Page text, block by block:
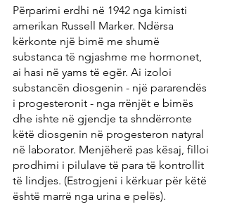
Përparimi erdhi në 1942 nga kimisti
amerikan Russell Marker. Ndërsa
kërkonte një bimë me shumë
substanca të ngjashme me hormonet,
ai hasi në yams të egër. Ai izoloi
substancën diosgenin - një pararendës
i progesteronit - nga rrënjët e bimës
dhe ishte në gjendje ta shndërronte
këtë diosgenin në progesteron natyral
në laborator. Menjëherë pas kësaj, filloi
prodhimi i pilulave të para të kontrollit
të lindjes. (Estrogjeni i kërkuar për këtë
është marrë nga urina e pelës).